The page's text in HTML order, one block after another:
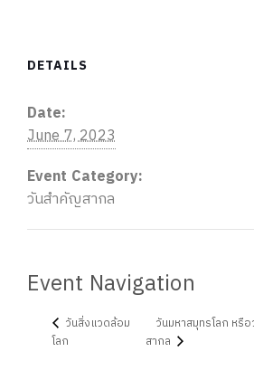
DETAILS
Date:
June 7, 2023
Event Category:
วันสำคัญสากล
Event Navigation
วันสิ่งแวดล้อม
โลก
วันมหาสมุทรโลก หรื
สากล